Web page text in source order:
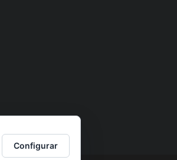
Configurar